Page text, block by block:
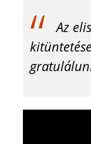
Az